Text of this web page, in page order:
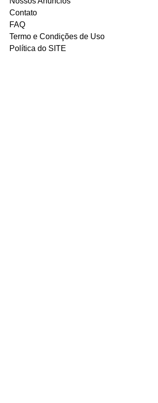
Contato
FAQ
Termo e Condições de Uso
Política do SITE